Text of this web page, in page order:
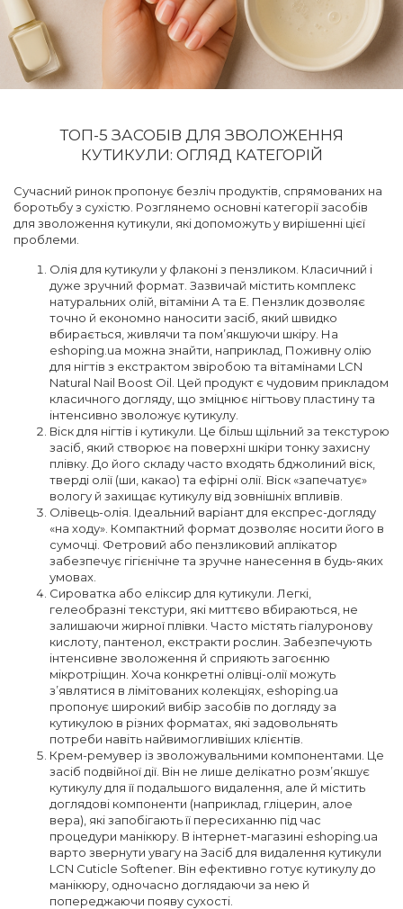
ТОП-5 ЗАСОБІВ ДЛЯ ЗВОЛОЖЕННЯ
КУТИКУЛИ: ОГЛЯД КАТЕГОРІЙ
Сучасний ринок пропонує безліч продуктів, спрямованих на
боротьбу з сухістю. Розглянемо основні категорії засобів
для зволоження кутикули, які допоможуть у вирішенні цієї
проблеми.
Олія для кутикули у флаконі з пензликом. Класичний і
дуже зручний формат. Зазвичай містить комплекс
натуральних олій, вітаміни А та Е. Пензлик дозволяє
точно й економно наносити засіб, який швидко
вбирається, живлячи та пом’якшуючи шкіру. На
eshoping.ua можна знайти, наприклад, Поживну олію
для нігтів з екстрактом звіробою та вітамінами LCN
Natural Nail Boost Oil. Цей продукт є чудовим прикладом
класичного догляду, що зміцнює нігтьову пластину та
інтенсивно зволожує кутикулу.
Віск для нігтів і кутикули. Це більш щільний за текстурою
засіб, який створює на поверхні шкіри тонку захисну
плівку. До його складу часто входять бджолиний віск,
тверді олії (ши, какао) та ефірні олії. Віск «запечатує»
вологу й захищає кутикулу від зовнішніх впливів.
Олівець-олія. Ідеальний варіант для експрес-догляду
«на ходу». Компактний формат дозволяє носити його в
сумочці. Фетровий або пензликовий аплікатор
забезпечує гігієнічне та зручне нанесення в будь-яких
умовах.
Сироватка або еліксир для кутикули. Легкі,
гелеобразні текстури, які миттєво вбираються, не
залишаючи жирної плівки. Часто містять гіалуронову
кислоту, пантенол, екстракти рослин. Забезпечують
інтенсивне зволоження й сприяють загоєнню
мікротріщин. Хоча конкретні олівці-олії можуть
з’являтися в лімітованих колекціях, eshoping.ua
пропонує широкий вибір засобів по догляду за
кутикулою в різних форматах, які задовольнять
потреби навіть найвимогливіших клієнтів.
Крем-ремувер із зволожувальними компонентами. Це
засіб подвійної дії. Він не лише делікатно розм’якшує
кутикулу для її подальшого видалення, але й містить
доглядові компоненти (наприклад, гліцерин, алое
вера), які запобігають її пересиханню під час
процедури манікюру. В інтернет-магазині eshoping.ua
варто звернути увагу на Засіб для видалення кутикули
LCN Cuticle Softener. Він ефективно готує кутикулу до
манікюру, одночасно доглядаючи за нею й
попереджаючи появу сухості.